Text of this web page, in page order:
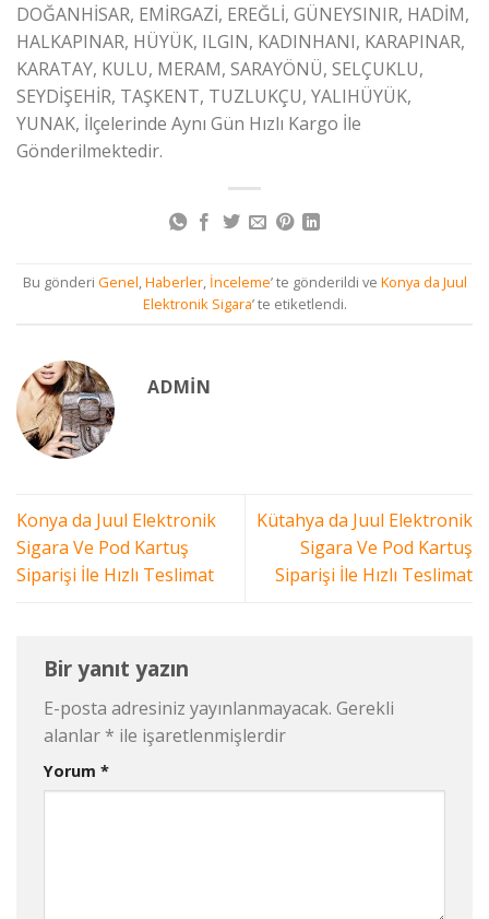
DOĞANHİSAR, EMİRGAZİ, EREĞLİ, GÜNEYSINIR, HADİM,
HALKAPINAR, HÜYÜK, ILGIN, KADINHANI, KARAPINAR,
KARATAY, KULU, MERAM, SARAYÖNÜ, SELÇUKLU,
SEYDİŞEHİR, TAŞKENT, TUZLUKÇU, YALIHÜYÜK,
YUNAK, İlçelerinde Aynı Gün Hızlı Kargo İle
Gönderilmektedir.
Bu gönderi Genel,Haberler, İnceleme’ te gönderildi ve Konya da Juul
Elektronik Sigara’ te etiketlendi.
ADMIN
Konya da Juul Elektronik
Sigara Ve Pod Kartuş
Siparişi İle Hızlı Teslimat
Kütahya da Juul Elektronik
Sigara Ve Pod Kartuş
Siparişi İle Hızlı Teslimat
Bir yanıt yazın
E-posta adresiniz yayınlanmayacak. Gerekli
alanlar * ile işaretlenmişlerdir
Yorum *